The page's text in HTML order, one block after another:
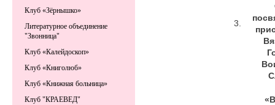
3.
Клуб «Зёрнышко»
Литературное объединение
"Звонница"
Клуб «Калейдоскоп»
Клуб «Книголюб»
Клуб «Книжная больница»
Клуб "КРАЕВЕД"